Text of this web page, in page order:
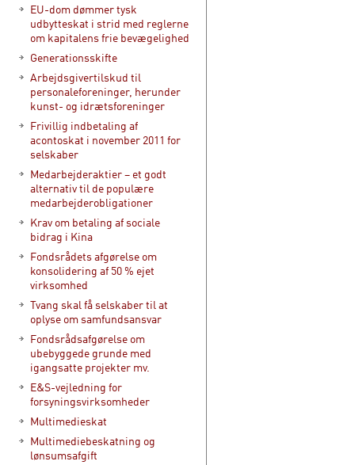
EU-dom dømmer tysk
udbytteskat i strid med reglerne
om kapitalens frie bevægelighed
Generationsskifte
Arbejdsgivertilskud til
personaleforeninger, herunder
kunst- og idrætsforeninger
Frivillig indbetaling af
acontoskat i november 2011 for
selskaber
Medarbejderaktier – et godt
alternativ til de populære
medarbejderobligationer
Krav om betaling af sociale
bidrag i Kina
Fondsrådets afgørelse om
konsolidering af 50 % ejet
virksomhed
Tvang skal få selskaber til at
oplyse om samfundsansvar
Fondsrådsafgørelse om
ubebyggede grunde med
igangsatte projekter mv.
E&S-vejledning for
forsyningsvirksomheder
Multimedieskat
Multimediebeskatning og
lønsumsafgift